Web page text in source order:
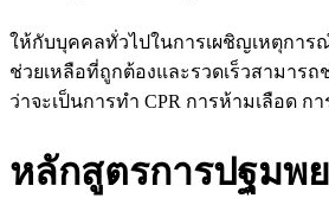
ให้กับบุคคลทั่วไปในการเผชิญเหตุการ
ช่วยเหลือที่ถูกต้องและรวดเร็วสามาร
ว่าจะเป็นการทำ CPR การห้ามเลือด
หลักสูตรการปฐมพ